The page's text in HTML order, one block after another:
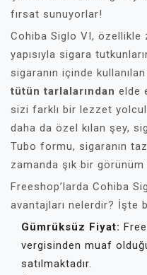
fırsat sunuyorlar!
Cohiba Siglo VI, özellikle
yapısıyla sigara
sigaranın içinde
tütün tarlalarından elde
sizi farklı bir lezzet
daha da özel kılan şey,
Tubo formu, sigaranın
zamanda şık bir görünüm
Freeshop’larda Cohiba
avantajları nelerdir? İşte
Gümrüksüz Fiyat:
vergisinden muaf
satılmaktadır.